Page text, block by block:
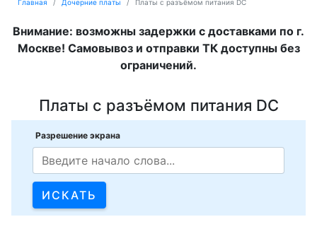
Главная Дочерние платы Платы с разъёмом питания DC
Внимание: возможны задержки с доставками по г.
Москве! Самовывоз и отправки ТК доступны без
ограничений.
Платы с разъёмом питания DC
Разрешение экрана